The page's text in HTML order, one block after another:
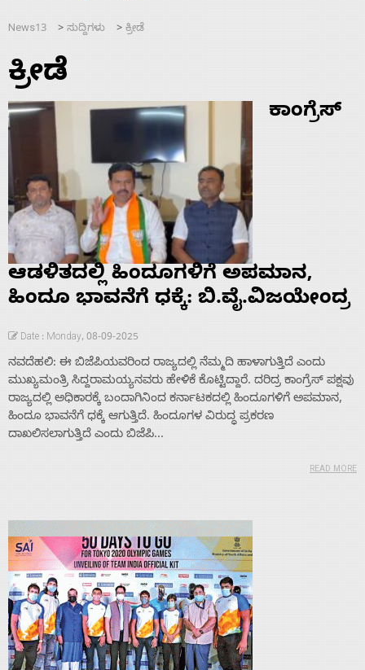
News13 > ಸುದ್ದಿಗಳು > ಕ್ರೀಡೆ
ಕ್ರೀಡೆ
ಕಾಂಗ್ರೆಸ್
ಆಡಳಿತದಲ್ಲಿ ಹಿಂದೂಗಳಿಗೆ ಅಪಮಾನ,
ಹಿಂದೂ ಭಾವನೆಗೆ ಧಕ್ಕೆ: ಬಿ.ವೈ.ವಿಜಯೇಂದ್ರ
Date : Monday, 08-09-2025
ನವದೆಹಲಿ: ಈ ಬಿಜೆಪಿಯವರಿಂದ ರಾಜ್ಯದಲ್ಲಿ ನೆಮ್ಮದಿ ಹಾಳಾಗುತ್ತಿದೆ ಎಂದು
ಮುಖ್ಯಮಂತ್ರಿ ಸಿದ್ದರಾಮಯ್ಯನವರು ಹೇಳಿಕೆ ಕೊಟ್ಟಿದ್ದಾರೆ. ದರಿದ್ರ ಕಾಂಗ್ರೆಸ್ ಪಕ್ಷವು
ರಾಜ್ಯದಲ್ಲಿ ಅಧಿಕಾರಕ್ಕೆ ಬಂದಾಗಿನಿಂದ ಕರ್ನಾಟಕದಲ್ಲಿ ಹಿಂದೂಗಳಿಗೆ ಅಪಮಾನ,
ಹಿಂದೂ ಭಾವನೆಗೆ ಧಕ್ಕೆ ಆಗುತ್ತಿದೆ. ಹಿಂದೂಗಳ ವಿರುದ್ಧ ಪ್ರಕರಣ
ದಾಖಲಿಸಲಾಗುತ್ತಿದೆ ಎಂದು ಬಿಜೆಪಿ...
READ MORE